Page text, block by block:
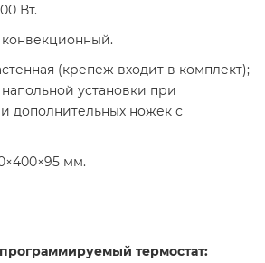
Вт.​
конвекционный.​
(крепеж входит в комплект);
установки при
дополнительных ножек с
мм.​
термостат: